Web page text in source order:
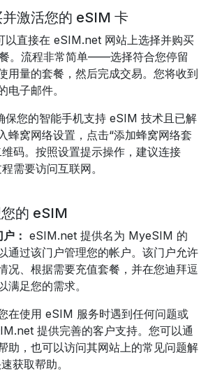
激活您的 eSIM 卡
以直接在 eSIM.net 网站上选择并购买
。流程非常简单——选择符合您停留
用量的套餐，然后完成交易。您将收到
电子邮件。
保您的智能手机支持 eSIM 技术且已解
蜂窝网络设置，点击“添加蜂窝网络套
码。按照设置提示操作，建议连接
需要访问互联网。
的 eSIM
： eSIM.net 提供名为 MyeSIM 的
通过该门户管理您的帐户。该门户允许
况、根据需要充值套餐，并在您迪拜逗
满足您的需求。
在使用 eSIM 服务时遇到任何问题或
提供完善的客户支持。您可以通
助，也可以访问其网站上的常见问题解
获取帮助。